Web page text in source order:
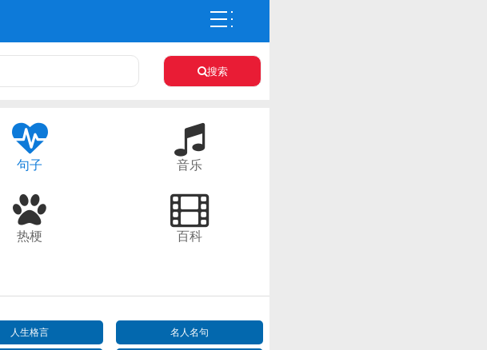
搜索
句子 音乐
热梗 百科
人生格言 名人名句